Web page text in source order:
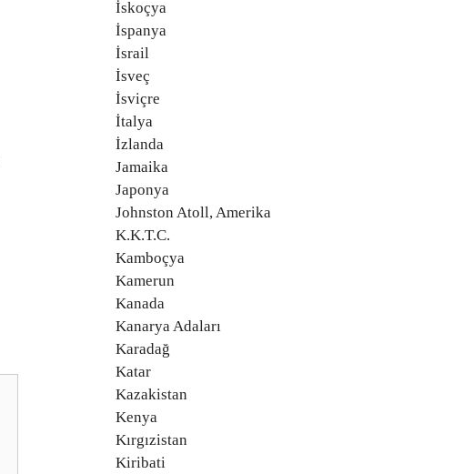
İskoçya
İspanya
İsrail
İsveç
İsviçre
İtalya
İzlanda
Jamaika
Japonya
Johnston Atoll, Amerika
K.K.T.C.
Kamboçya
Kamerun
Kanada
Kanarya Adaları
Karadağ
Katar
Kazakistan
Kenya
Kırgızistan
Kiribati